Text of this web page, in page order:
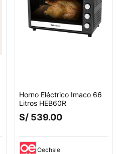
Horno Eléctrico Imaco 66
Litros HEB60R
S/ 539.00
Oechsle